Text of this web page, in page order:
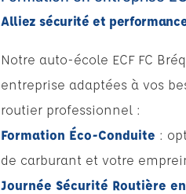
Alliez sécurité et
Notre auto-école ECF FC
entreprise adaptées à vos
routier professionnel :
Formation Éco-Conduite :
de carburant et votre
Journée Sécurité Routière